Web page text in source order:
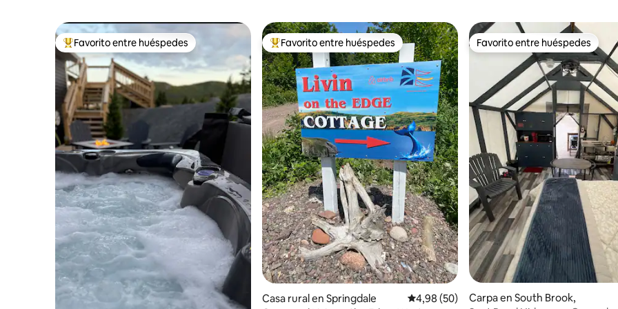
Favorito entre los huéspedes más destacados
Favorito entre huéspedes Favorito entre los huéspedes más destacados
Favorito entre huéspedes
Casa rural en Springdale Calificación promedio: 4,98 de 5. 50
4,98 (50)
Favorito entre huéspedes
Favorito entre huéspedes
Carpa en South Brook,